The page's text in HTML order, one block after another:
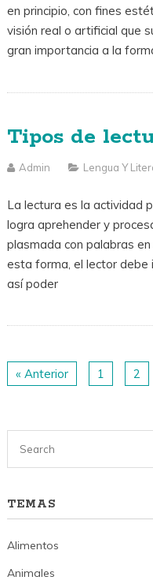
en principio, con fines
visión real o artificial que
gran importancia a la
Tipos de
Admin Lengua Y
La lectura es la actividad
logra aprehender y
plasmada con palabras
esta forma, el lector
así poder
« Anterior 1 2
TEMAS
Alimentos
Animales